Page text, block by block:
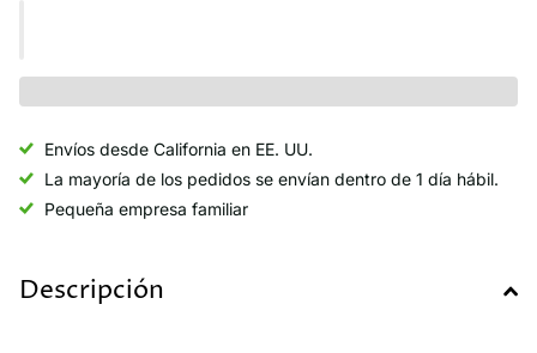
Envíos desde California en EE. UU.
La mayoría de los pedidos se envían dentro de 1 día hábil.
Pequeña empresa familiar
Descripción